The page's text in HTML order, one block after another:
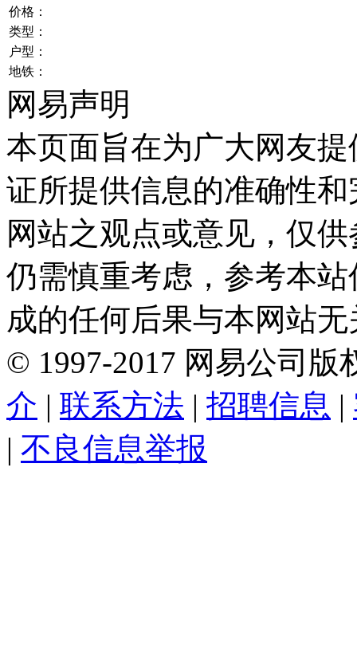
价格：
类型：
户型：
地铁：
网易声明
本页面旨在为广大网友
证所提供信息的准确性
网站之观点或意见，仅
仍需慎重考虑，参考本
成的任何后果与本网站
© 1997-2017 网易公司版
介 | 联系方法 | 招聘信息 |
| 不良信息举报